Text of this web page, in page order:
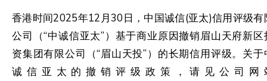
香港时间2025年12月30日，中国诚信(亚太)信用评级有
公司（“中诚信亚太”）基于商业原因撤销眉山天府新区
资集团有限公司（“眉山天投”）的长期信用评级。关于
诚信亚太的撤销评级政策，请见公司网